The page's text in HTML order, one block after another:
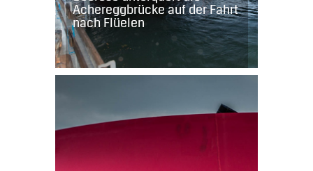
Achereggbrücke auf der Fahrt
nach Flüelen